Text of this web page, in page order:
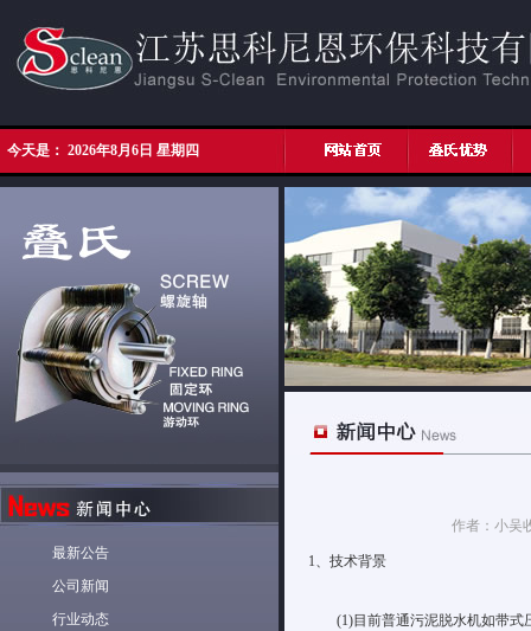
今天是： 2026年8月6日 星期四
最新公告
公司新闻
行业动态
作者：小
1、技术背景
(1)目前普通污泥脱水机如带式压